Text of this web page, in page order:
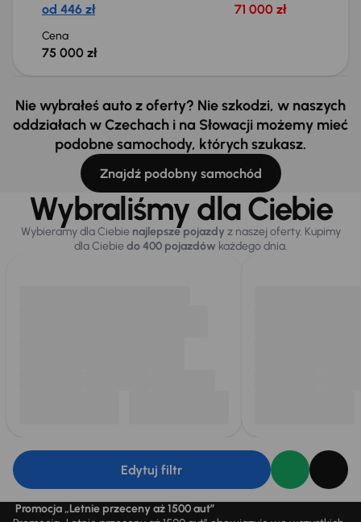
od 446 zł 71 000 zł
Cena
75 000 zł
Nie wybrałeś auto z oferty? Nie szkodzi, w naszych
oddziałach w Czechach i na Słowacji możemy mieć
podobne samochody, których szukasz.
Znajdź podobny samochód
Wybraliśmy dla Ciebie
Wybieramy dla Ciebie najlepsze pojazdy z naszej oferty. Kupimy
dla Ciebiedo 400 pojazdówkażdego dnia.
Edytuj filtr
Promocja „Letnie przeceny aż 1500 aut”